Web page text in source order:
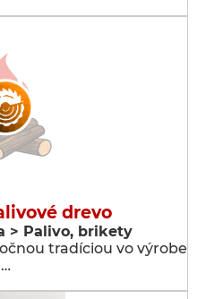
drevo
> Palivo, brikety
tradíciou vo výrobe
…